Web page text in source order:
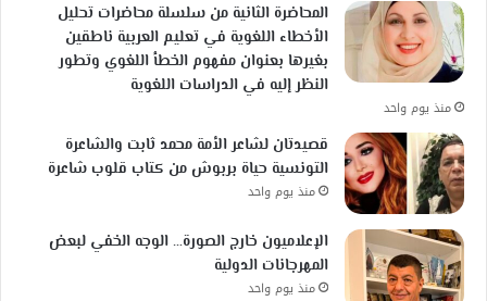
المحاضرة الثانية من سلسلة محاضرات تحليل
الأخطاء اللغوية في تعليم العربية ناطقين
بغيرها بعنوان مفهوم الخطأ اللغوي وتطور
النظر إليه في الدراسات اللغوية
منذ يوم واحد
قصيدتان لشاعر الأمة محمد ثابت والشاعرة
التونسية حياة بربوش من كتاب قلوب شاعرة
منذ يوم واحد
الإعلاميون خارج الصورة… الوجه الخفي لبعض
المهرجانات الدولية
منذ يوم واحد